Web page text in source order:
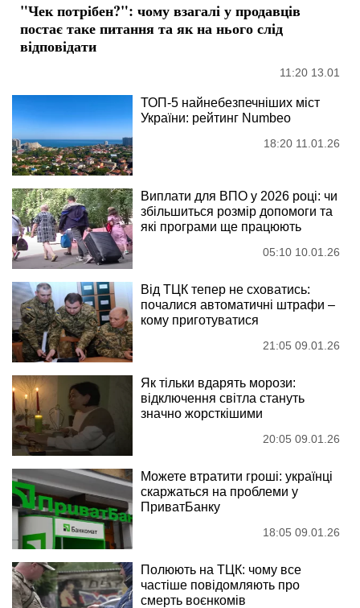
"Чек потрібен?": чому взагалі у продавців
постає таке питання та як на нього слід
відповідати
11:20 13.01
ТОП-5 найнебезпечніших міст
України: рейтинг Numbeo
18:20 11.01.26
Виплати для ВПО у 2026 році: чи
збільшиться розмір допомоги та
які програми ще працюють
05:10 10.01.26
Від ТЦК тепер не сховатись:
почалися автоматичні штрафи –
кому приготуватися
21:05 09.01.26
Як тільки вдарять морози:
відключення світла стануть
значно жорсткішими
20:05 09.01.26
Можете втратити гроші: українці
скаржаться на проблеми у
ПриватБанку
18:05 09.01.26
Полюють на ТЦК: чому все
частіше повідомляють про
смерть воєнкомів